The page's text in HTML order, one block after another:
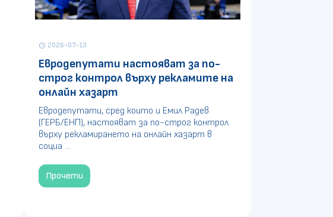
schedule 2026-07-13
Евродепутати настояват за по-
строг контрол върху рекламите на
онлайн хазарт
Евродепутати, сред които и Емил Радев
(ГЕРБ/ЕНП), настояват за по-строг контрол
върху рекламирането на онлайн хазарт в
социа ...
Прочети